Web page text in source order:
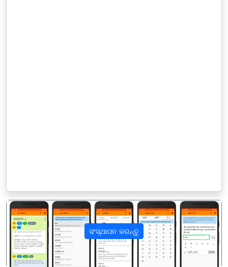
ସଂସ୍ଥାପନ କରନ୍ତୁ
पिछला अगला